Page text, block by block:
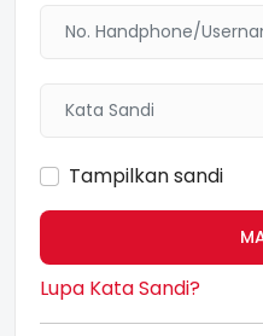
Tampilkan sandi
Lupa Kata Sandi?